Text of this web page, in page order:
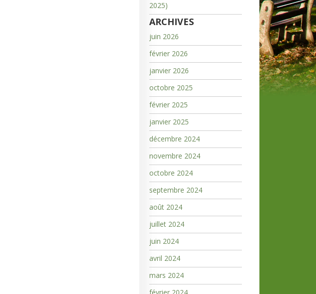
2025)
ARCHIVES
juin 2026
février 2026
janvier 2026
octobre 2025
février 2025
janvier 2025
décembre 2024
novembre 2024
octobre 2024
septembre 2024
août 2024
juillet 2024
juin 2024
avril 2024
mars 2024